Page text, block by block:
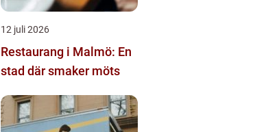
12 juli 2026
Restaurang i Malmö: En
stad där smaker möts